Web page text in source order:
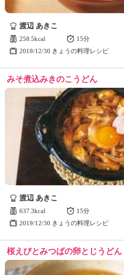
ョ
み
ん
な
の
ょ
う
の
理
渡辺 あきこ
258.5kcal
15分
2019/12/30 きょうの料理レシピ
みそ煮込みきのこうどん
渡辺 あきこ
637.3kcal
15分
2019/12/30 きょうの料理レシピ
桜えびとみつばの卵とじうどん